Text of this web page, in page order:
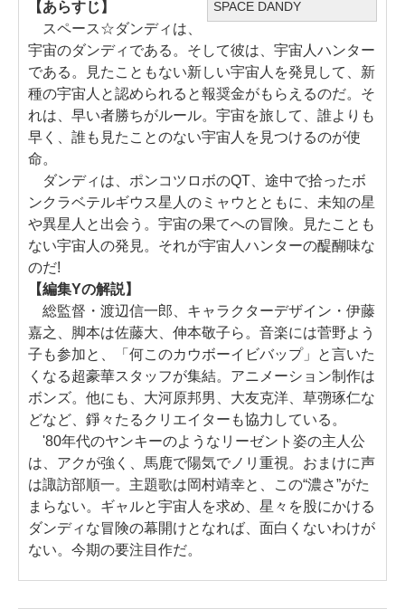
SPACE DANDY
【あらすじ】
スペース☆ダンディは、
宇宙のダンディである。そして彼は、宇宙人ハンター
である。見たこともない新しい宇宙人を発見して、新
種の宇宙人と認められると報奨金がもらえるのだ。そ
れは、早い者勝ちがルール。宇宙を旅して、誰よりも
早く、誰も見たことのない宇宙人を見つけるのが使
命。
ダンディは、ポンコツロボのQT、途中で拾ったボ
ンクラベテルギウス星人のミャウとともに、未知の星
や異星人と出会う。宇宙の果てへの冒険。見たことも
ない宇宙人の発見。それが宇宙人ハンターの醍醐味な
のだ!
【編集Yの解説】
総監督・渡辺信一郎、キャラクターデザイン・伊藤
嘉之、脚本は佐藤大、伸本敬子ら。音楽には菅野よう
子も参加と、「何このカウボーイビバップ」と言いた
くなる超豪華スタッフが集結。アニメーション制作は
ボンズ。他にも、大河原邦男、大友克洋、草彅琢仁な
どなど、錚々たるクリエイターも協力している。
'80年代のヤンキーのようなリーゼント姿の主人公
は、アクが強く、馬鹿で陽気でノリ重視。おまけに声
は諏訪部順一。主題歌は岡村靖幸と、この“濃さ”がた
まらない。ギャルと宇宙人を求め、星々を股にかける
ダンディな冒険の幕開けとなれば、面白くないわけが
ない。今期の要注目作だ。